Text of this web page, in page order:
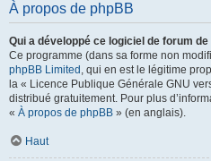
À propos de phpBB
Qui a développé ce logiciel de forum
Ce programme (dans sa forme non
phpBB Limited , qui en est le légitime
la « Licence Publique Générale GNU
distribué gratuitement. Pour plus
« À propos de phpBB » (en anglais).
Haut